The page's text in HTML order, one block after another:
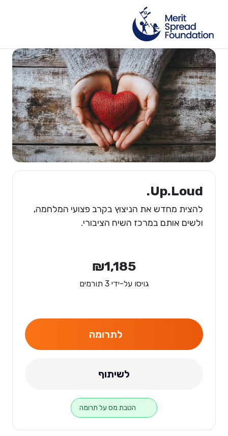
Up.Loud.
להצית מחדש את הניצוץ בקרב פצועי המלחמה,
ולשים אותם במרכז השיח הציבורי.
₪1,185
גויסו על-ידי 3 תורמים
לתרומה
לשיתוף
הטבת מס על תרומה